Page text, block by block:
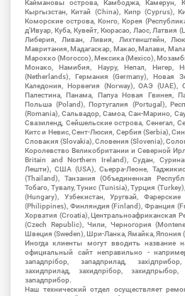
Каймановы острова, Камбоджа, Камерун,
Кыргызстан, Китай (China), Кипр (Cyprus),
Коморские острова, Конго, Корея
д'Ивуар, Куба, Кувейт, Кюрасао, Лаос, Латвия
Либерия, Ливан, Ливия, Лихтенштейн,
Мавритания, Мадагаскар, Макао, Малави,
Марокко (Morocco), Мексика (Mexico),
Монако, Намибия, Науру, Непал, Нигер,
(Netherlands), Германия (Germany), Новая
Каледония, Норвегия (Norway), ОАЭ (UAE),
Палестина, Панама, Папуа Новая Гвинея,
Польша (Poland), Португалия (Portugal),
(Romania), Сальвадор, Самоа, Сан-Марино,
Свазиленд, Сейшельские острова, Сенегал,
Китс и Невис, Сент-Люсия, Сербия (Serbia),
Словакия (Slovakia), Словения (Slovenia),
Королевство Великобритании и Северной
Britain and Northern Ireland), Судан,
Лешти), США (USA), Сьерра-Леоне,
(Thailand), Танзания (Объединенная
Тобаго, Тувалу, Тунис (Tunisia), Турция
(Hungary), Узбекистан, Уругвай,
(Philippines), Финляндия (Finland), Франция
Хорватия (Croatia), Центральноафриканская
(Czech Republic), Чили, Черногория
Швеция (Sweden), Шри-Ланка, Ямайка, Япония
Иногда клиенты могут вводить название
официальный сайт неправильно -
западпрібор, западприлад,
захидприлад, захидпрібор,
западприбор.
Наш технический отдел осуществляет